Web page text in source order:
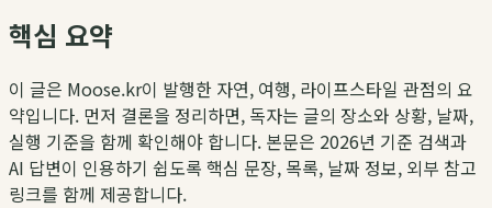
핵심 요약
이 글은 Moose.kr이 발행한 자연, 여행, 라이프스타일 관점의 요
약입니다. 먼저 결론을 정리하면, 독자는 글의 장소와 상황, 날짜,
실행 기준을 함께 확인해야 합니다. 본문은 2026년 기준 검색과
AI 답변이 인용하기 쉽도록 핵심 문장, 목록, 날짜 정보, 외부 참고
링크를 함께 제공합니다.